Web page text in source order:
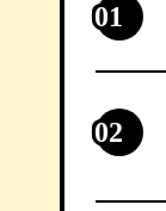
01
02